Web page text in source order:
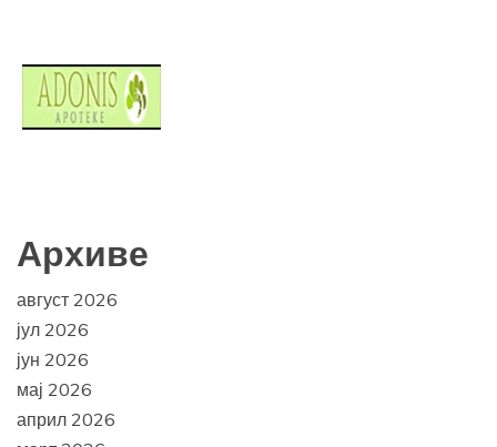
Архиве
август 2026
јул 2026
јун 2026
мај 2026
април 2026